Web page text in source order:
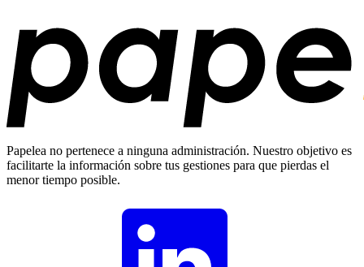
Papelea no pertenece a ninguna administración. Nuestro objetivo es
facilitarte la información sobre tus gestiones para que pierdas el
menor tiempo posible.